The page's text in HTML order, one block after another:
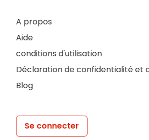
A propos
Aide
conditions d'utilisation
Déclaration de confidentialité et
Blog
Se connecter